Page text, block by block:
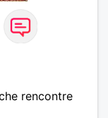
rencontre